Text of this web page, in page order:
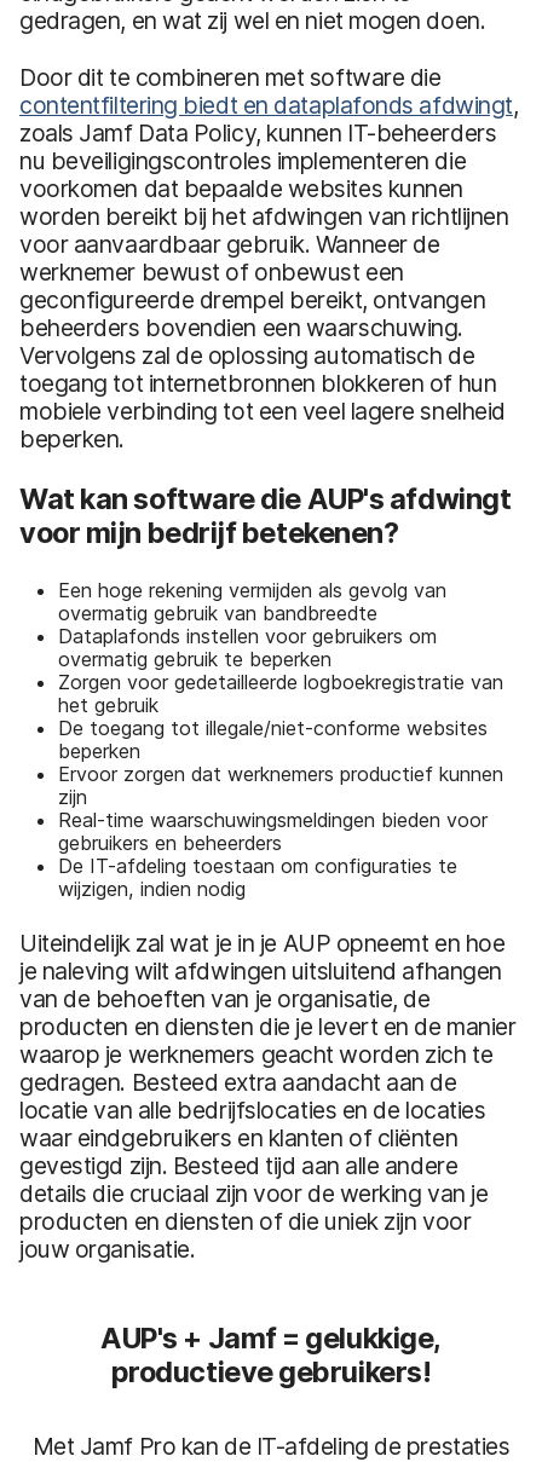
gedragen, en wat zij wel en niet mogen doen.
Door dit te combineren met software die
contentfiltering biedt en dataplafonds afdwingt,
zoals Jamf Data Policy, kunnen IT-beheerders
nu beveiligingscontroles implementeren die
voorkomen dat bepaalde websites kunnen
worden bereikt bij het afdwingen van richtlijnen
voor aanvaardbaar gebruik. Wanneer de
werknemer bewust of onbewust een
geconfigureerde drempel bereikt, ontvangen
beheerders bovendien een waarschuwing.
Vervolgens zal de oplossing automatisch de
toegang tot internetbronnen blokkeren of hun
mobiele verbinding tot een veel lagere snelheid
beperken.
Wat kan software die AUP's afdwingt
voor mijn bedrijf betekenen?
Een hoge rekening vermijden als gevolg van
overmatig gebruik van bandbreedte
Dataplafonds instellen voor gebruikers om
overmatig gebruik te beperken
Zorgen voor gedetailleerde logboekregistratie van
het gebruik
De toegang tot illegale/niet-conforme websites
beperken
Ervoor zorgen dat werknemers productief kunnen
zijn
Real-time waarschuwingsmeldingen bieden voor
gebruikers en beheerders
De IT-afdeling toestaan om configuraties te
wijzigen, indien nodig
Uiteindelijk zal wat je in je AUP opneemt en hoe
je naleving wilt afdwingen uitsluitend afhangen
van de behoeften van je organisatie, de
producten en diensten die je levert en de manier
waarop je werknemers geacht worden zich te
gedragen. Besteed extra aandacht aan de
locatie van alle bedrijfslocaties en de locaties
waar eindgebruikers en klanten of cliënten
gevestigd zijn. Besteed tijd aan alle andere
details die cruciaal zijn voor de werking van je
producten en diensten of die uniek zijn voor
jouw organisatie.
AUP's + Jamf = gelukkige,
productieve gebruikers!
Met Jamf Pro kan de IT-afdeling de prestaties